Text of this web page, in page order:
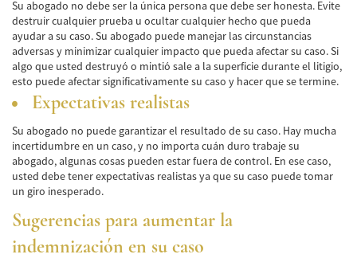
Motorcycle Accidents
Train and Subway Accidents
Truck Accidents
Tour Buses
Types of Catastrophic Injuries
Medical Malpractice
Motorcycle Accident
Su abogado no debe ser la única persona que debe ser honesta. Evite
destruir cualquier prueba u ocultar cualquier hecho que pueda
ayudar a su caso. Su abogado puede manejar las circunstancias
adversas y minimizar cualquier impacto que pueda afectar su caso. Si
algo que usted destruyó o mintió sale a la superficie durante el litigio,
esto puede afectar significativamente su caso y hacer que se termine.
Expectativas realistas
Su abogado no puede garantizar el resultado de su caso. Hay mucha
incertidumbre en un caso, y no importa cuán duro trabaje su
abogado, algunas cosas pueden estar fuera de control. En ese caso,
usted debe tener expectativas realistas ya que su caso puede tomar
un giro inesperado.
Sugerencias para aumentar la
indemnización en su caso